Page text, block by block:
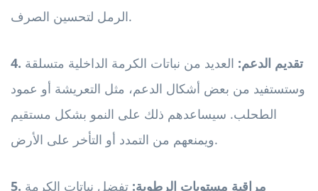
الرمل لتحسين الصرف.
4. تقديم الدعم: العديد من نباتات الكرمة الداخلية متسلقة
وستستفيد من بعض أشكال الدعم، مثل التعريشة أو عمود
الطحلب. سيساعدهم ذلك على النمو بشكل مستقيم
ويمنعهم من التمدد أو التأخر على الأرض.
5. مراقبة مستويات الرطوبة: تفضل نباتات الكرمة